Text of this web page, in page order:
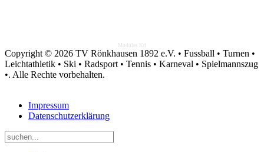
Modules Kd
Copyright © 2026 TV Rönkhausen 1892 e.V. • Fussball • Turnen •
Leichtathletik • Ski • Radsport • Tennis • Karneval • Spielmannszug
•. Alle Rechte vorbehalten.
Impressum
Datenschutzerklärung